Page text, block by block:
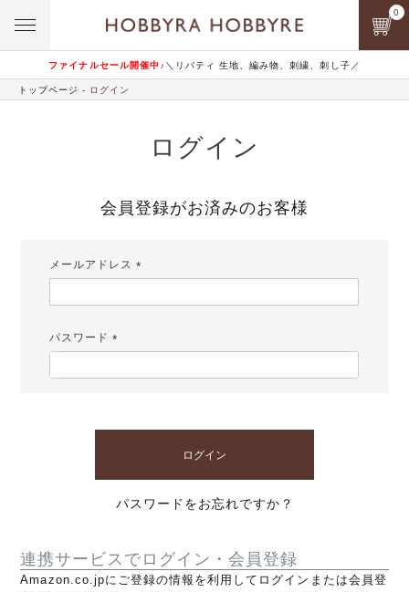
ファイナルセール開催中♪ ＼リバティ 生地、編み物、刺繍、刺し子／
0
トップページ ログイン
ログイン
会員登録がお済みのお客様
メールアドレス
パスワード
ログイン
パスワードをお忘れですか？
連携サービスでログイン・会員登録
Amazon.co.jpにご登録の情報を利用してログインまたは会員登